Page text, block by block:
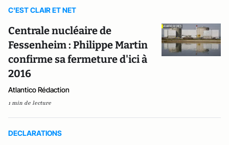
C'EST CLAIR ET NET
Centrale nucléaire de
Fessenheim : Philippe Martin
confirme sa fermeture d'ici à
2016
Atlantico Rédaction
1 min de lecture
DECLARATIONS